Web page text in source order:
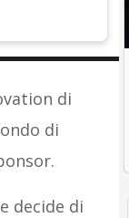
di
di
decide di